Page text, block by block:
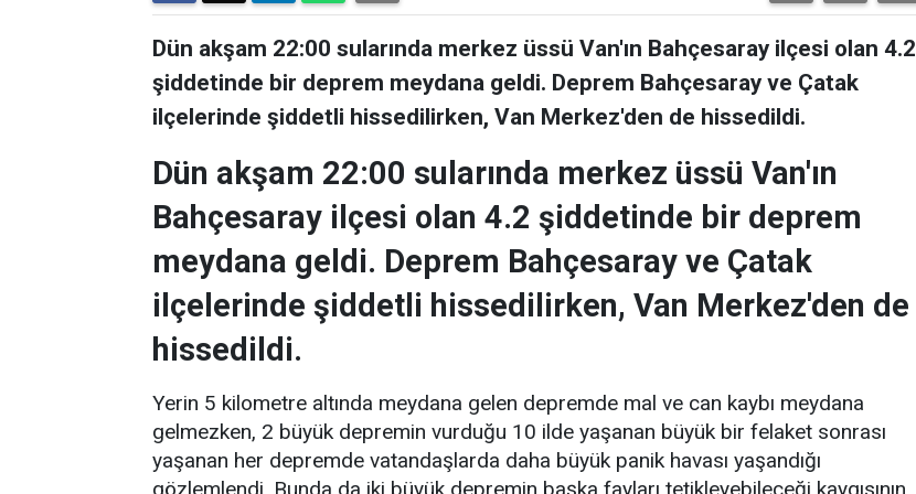
Dün akşam 22:00 sularında merkez üssü Van'ın Bahçesaray ilçesi olan 4.2
şiddetinde bir deprem meydana geldi. Deprem Bahçesaray ve Çatak
ilçelerinde şiddetli hissedilirken, Van Merkez'den de hissedildi.
Dün akşam 22:00 sularında merkez üssü Van'ın
Bahçesaray ilçesi olan 4.2 şiddetinde bir deprem
meydana geldi. Deprem Bahçesaray ve Çatak
ilçelerinde şiddetli hissedilirken, Van Merkez'den de
hissedildi.
Yerin 5 kilometre altında meydana gelen depremde mal ve can kaybı meydana
gelmezken, 2 büyük depremin vurduğu 10 ilde yaşanan büyük bir felaket sonrası
yaşanan her depremde vatandaşlarda daha büyük panik havası yaşandığı
gözlemlendi. Bunda da iki büyük depremin başka fayları tetikleyebileceği kaygısının